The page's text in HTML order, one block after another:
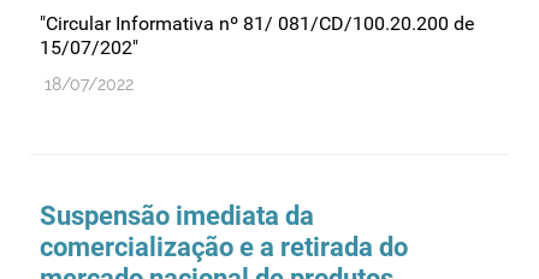
"Circular Informativa nº 81/ 081/CD/100.20.200 de
15/07/202"
18/07/2022
Suspensão imediata da
comercialização e a retirada do